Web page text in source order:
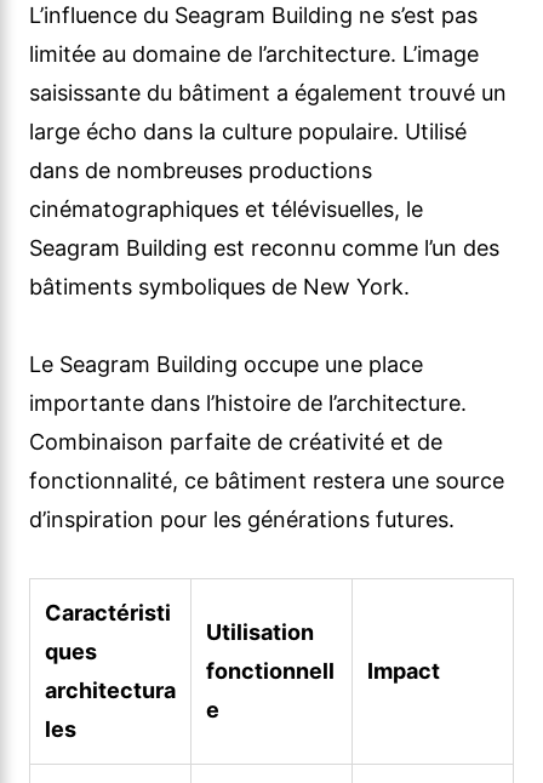
L’influence du Seagram Building ne s’est pas
limitée au domaine de l’architecture. L’image
saisissante du bâtiment a également trouvé un
large écho dans la culture populaire. Utilisé
dans de nombreuses productions
cinématographiques et télévisuelles, le
Seagram Building est reconnu comme l’un des
bâtiments symboliques de New York.
Le Seagram Building occupe une place
importante dans l’histoire de l’architecture.
Combinaison parfaite de créativité et de
fonctionnalité, ce bâtiment restera une source
d’inspiration pour les générations futures.
Caractéristi
ques
architectura
les
Utilisation
fonctionnell
e
Impact